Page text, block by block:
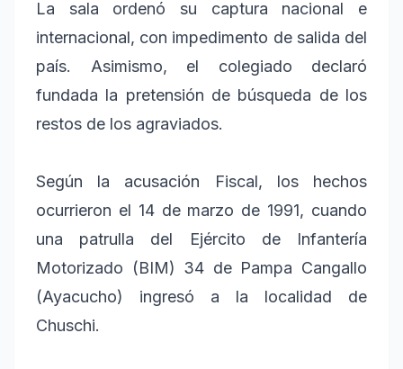
La sala ordenó su captura nacional e
internacional, con impedimento de salida del
país. Asimismo, el colegiado declaró
fundada la pretensión de búsqueda de los
restos de los agraviados.
Según la acusación Fiscal, los hechos
ocurrieron el 14 de marzo de 1991, cuando
una patrulla del Ejército de Infantería
Motorizado (BIM) 34 de Pampa Cangallo
(Ayacucho) ingresó a la localidad de
Chuschi.